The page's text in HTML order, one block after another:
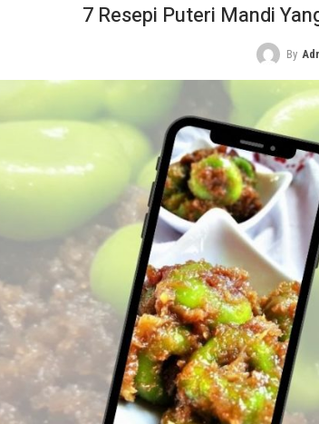
7 Resepi Puteri Mandi
By